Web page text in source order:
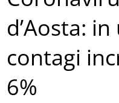
d’Aosta:
contagi
6%